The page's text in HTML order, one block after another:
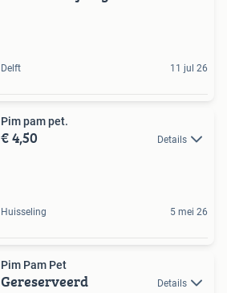
Delft 11 jul 26
Pim pam pet.
€ 4,50 Details
Huisseling 5 mei 26
Pim Pam Pet
Gereserveerd Details